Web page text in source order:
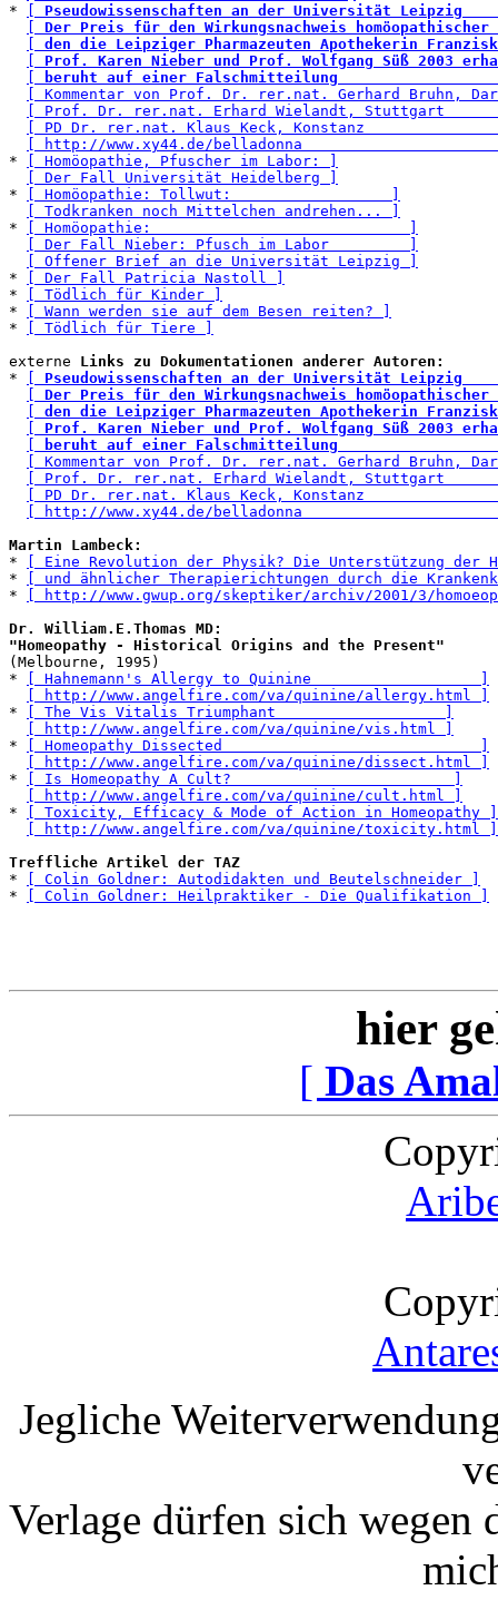
*
[ Pseudowissenschaften an der
[ Der Preis für den Wirkungsnachweis
[ den die Leipziger Pharmazeuten Apothekerin
[ Prof. Karen Nieber und Prof. Wolfgang Süß 2003
[
beruht auf einer
[ Kommentar von Prof. Dr. rer.nat. Gerhard Bruhn,
[ Prof. Dr. rer.nat. Erhard Wielandt, Stuttgart
[ PD Dr. rer.nat. Klaus Keck, Konstanz
[ http://www.xy44.de/belladonna
*
[ Homöopathie, Pfuscher im Labor: ]
[ Der Fall Universität Heidelberg ]
*
[ Homöopathie: Tollwut:                  ]
[ Todkranken noch Mittelchen andrehen... ]
*
[ Homöopathie:                             ]
[ Der Fall Nieber: Pfusch im Labor         ]
[ Offener Brief an die Universität Leipzig ]
*
[ Der Fall Patricia Nastoll ]
*
[ Tödlich für Kinder ]
*
[ Wann werden sie auf dem Besen reiten? ]
*
[ Tödlich für Tiere ]
externe Links zu Dokumentationen anderer Autoren:
*
[ Pseudowissenschaften an der
[ Der Preis für den Wirkungsnachweis
[ den die Leipziger Pharmazeuten Apothekerin
[ Prof. Karen Nieber und Prof. Wolfgang Süß 2003
[
beruht auf einer
[ Kommentar von Prof. Dr. rer.nat. Gerhard Bruhn,
[ Prof. Dr. rer.nat. Erhard Wielandt, Stuttgart
[ PD Dr. rer.nat. Klaus Keck, Konstanz
[ http://www.xy44.de/belladonna
Martin Lambeck:
*
[ Eine Revolution der Physik? Die Unterstützung der
*
[ und ähnlicher Therapierichtungen durch die
*
[ http://www.gwup.org/skeptiker/archiv/2001/3/
Dr. William.E.Thomas MD:
"Homeopathy - Historical Origins and the Present"
(Melbourne, 1995)
*
[ Hahnemann's Allergy to Quinine                   ]
[ http://www.angelfire.com/va/quinine/allergy.html ]
*
[ The Vis Vitalis Triumphant                   ]
[ http://www.angelfire.com/va/quinine/vis.html ]
*
[ Homeopathy Dissected                             ]
[ http://www.angelfire.com/va/quinine/dissect.html ]
*
[ Is Homeopathy A Cult?                         ]
[ http://www.angelfire.com/va/quinine/cult.html ]
*
[ Toxicity, Efficacy & Mode of Action in Homeopathy ]
[ http://www.angelfire.com/va/quinine/toxicity.html ]
Treffliche Artikel der TAZ
*
[ Colin Goldner: Autodidakten und Beutelschneider ]
*
[ Colin Goldner: Heilpraktiker - Die Qualifikation ]
hier
[ Das
Jegliche
Verlage dürfen sich wegen